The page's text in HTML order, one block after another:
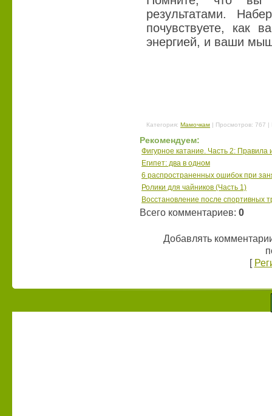
результатами.
почувствуете, как
энергией, и ваши
Категория: Мамочкам | Просмотров: 767 |
Рекомендуем:
Фигурное катание. Часть 2: Правила
Египет: два в одном
6 распространенных ошибок при
Ролики для чайников (Часть 1)
Восстановление после спортивных
Всего комментариев: 0
Добавлять
[